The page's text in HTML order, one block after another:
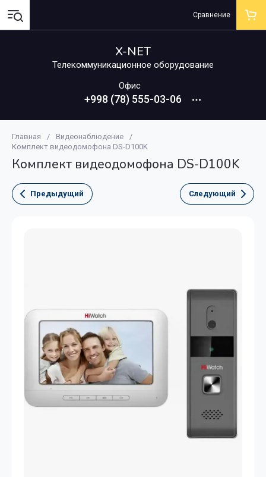
X-NET
Телекоммуникационное оборудование
Офис
+998 (78) 555-03-06
Сравнение
Главная / Видеонаблюдение
/
Комплект видеодомофона DS-D100K
Комплект видеодомофона DS-D100K
Предыдущий Следующий